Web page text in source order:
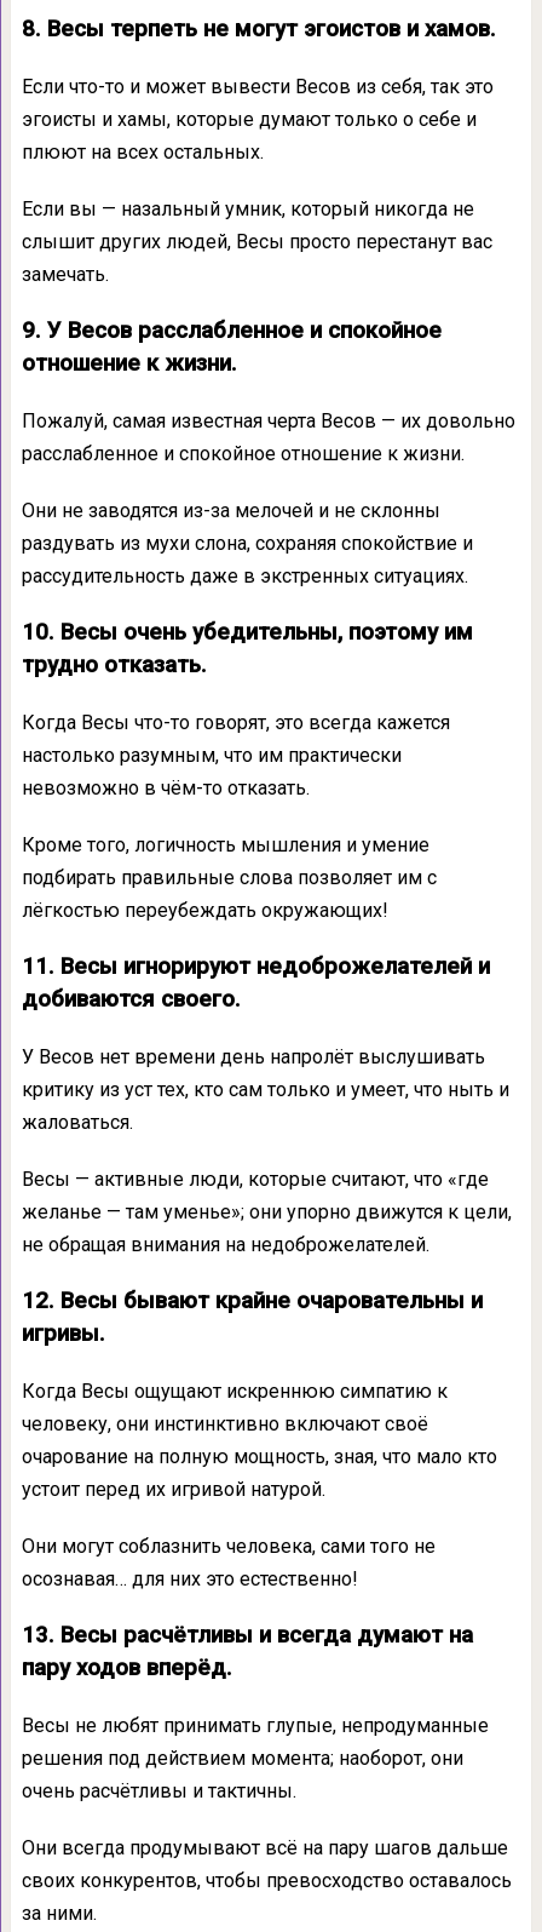
8. Весы терпеть не могут эгоистов и хамов.
Если что-то и может вывести Весов из себя, так это
эгоисты и хамы, которые думают только о себе и
плюют на всех остальных.
Если вы — назальный умник, который никогда не
слышит других людей, Весы просто перестанут вас
замечать.
9. У Весов расслабленное и спокойное
отношение к жизни.
Пожалуй, самая известная черта Весов — их довольно
расслабленное и спокойное отношение к жизни.
Они не заводятся из-за мелочей и не склонны
раздувать из мухи слона, сохраняя спокойствие и
рассудительность даже в экстренных ситуациях.
10. Весы очень убедительны, поэтому им
трудно отказать.
Когда Весы что-то говорят, это всегда кажется
настолько разумным, что им практически
невозможно в чём-то отказать.
Кроме того, логичность мышления и умение
подбирать правильные слова позволяет им с
лёгкостью переубеждать окружающих!
11. Весы игнорируют недоброжелателей и
добиваются своего.
У Весов нет времени день напролёт выслушивать
критику из уст тех, кто сам только и умеет, что ныть и
жаловаться.
Весы — активные люди, которые считают, что «где
желанье — там уменье»; они упорно движутся к цели,
не обращая внимания на недоброжелателей.
12. Весы бывают крайне очаровательны и
игривы.
Когда Весы ощущают искреннюю симпатию к
человеку, они инстинктивно включают своё
очарование на полную мощность, зная, что мало кто
устоит перед их игривой натурой.
Они могут соблазнить человека, сами того не
осознавая… для них это естественно!
13. Весы расчётливы и всегда думают на
пару ходов вперёд.
Весы не любят принимать глупые, непродуманные
решения под действием момента; наоборот, они
очень расчётливы и тактичны.
Они всегда продумывают всё на пару шагов дальше
своих конкурентов, чтобы превосходство оставалось
за ними.